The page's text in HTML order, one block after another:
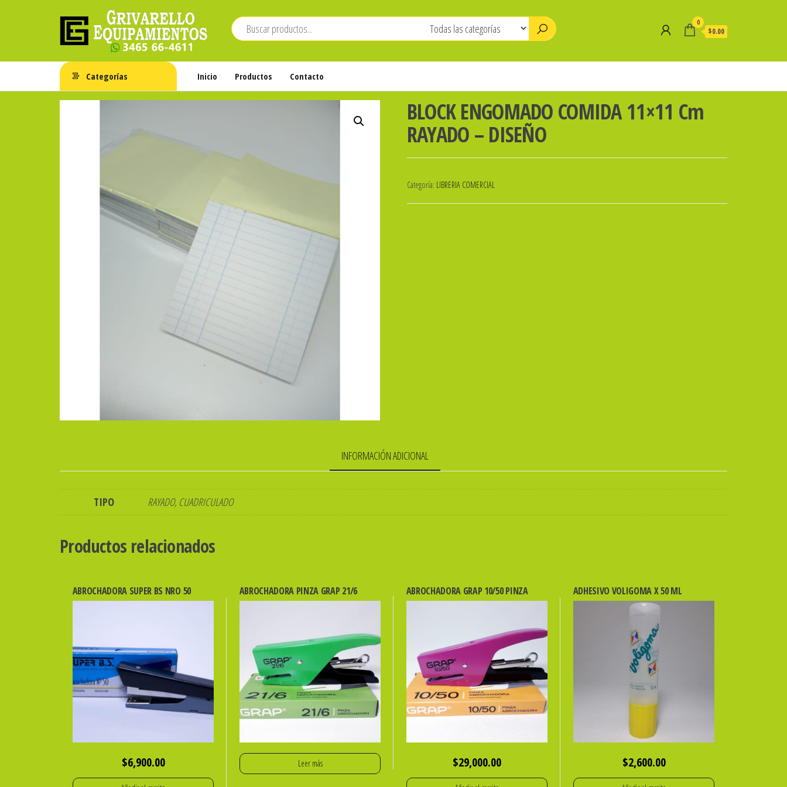
Grivarello
Equipamientos
Whatsapp:
3465-
0
$0.00
Categorías Inicio Productos Contacto
BLOCK ENGOMADO COMIDA 11×11 Cm
RAYADO – DISEÑO
Categoría: LIBRERIA COMERCIAL
INFORMACIÓN ADICIONAL
TIPO RAYADO, CUADRICULADO
Productos relacionados
ABROCHADORA SUPER BS NRO 50
$6,900.00
ABROCHADORA PINZA GRAP 21/6
Leer más
ABROCHADORA GRAP 10/50 PINZA
$29,000.00
ADHESIVO VOLIGOMA X 50 ML
$2,600.00